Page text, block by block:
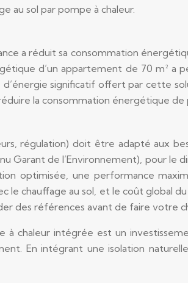
au sol par pompe à chaleur.
a réduit sa consommation
d’un appartement de 70 m² a
significatif offert par cette
la consommation énergétique de
régulation) doit être adapté aux
Garant de l’Environnement), pour le
optimisée, une performance
le chauffage au sol, et le coût global
des références avant de faire votre
à chaleur intégrée est un
En intégrant une isolation